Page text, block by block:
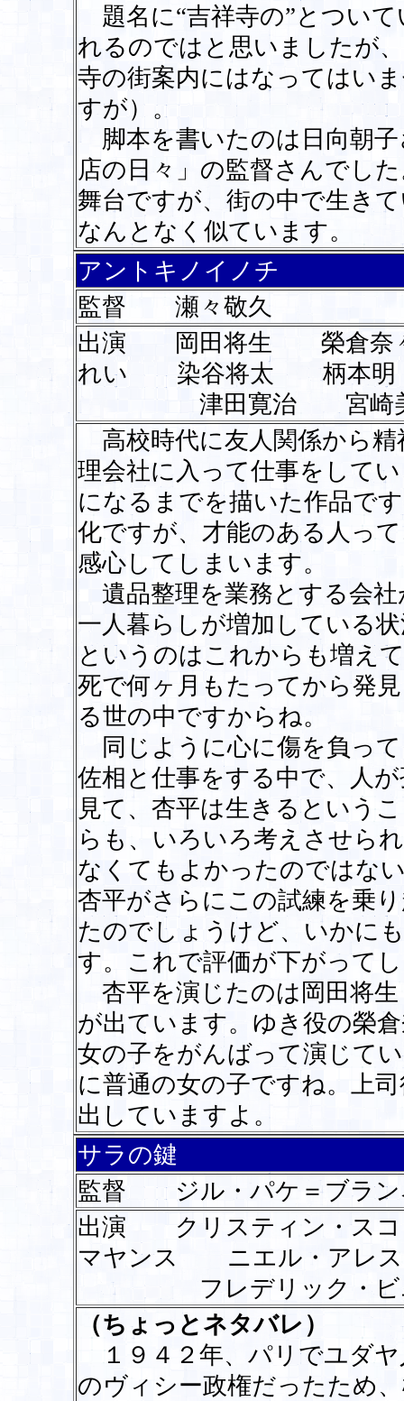
題名に“吉祥寺の”とつい
れるのではと思いましたが
寺の街案内にはなってはい
すが）。
脚本を書いたのは日向朝子
店の日々」の監督さんでし
舞台ですが、街の中で生き
なんとなく似ています。
アントキノイノチ
監督 瀬々敬久
出演 岡田将生 榮倉
れい 染谷将太 柄本
津田寛治 宮崎美
高校時代に友人関係から精
理会社に入って仕事をして
になるまでを描いた作品で
化ですが、才能のある人っ
感心してしまいます。
遺品整理を業務とする会
一人暮らしが増加している
というのはこれからも増え
死で何ヶ月もたってから発
る世の中ですからね。
同じように心に傷を負っ
佐相と仕事をする中で、人
見て、杏平は生きるという
らも、いろいろ考えさせら
なくてもよかったのではな
杏平がさらにこの試練を乗
たのでしょうけど、いかに
す。これで評価が下がって
杏平を演じたのは岡田将
が出ています。ゆき役の榮
女の子をがんばって演じて
に普通の女の子ですね。上
出していますよ。
サラの鍵
監督 ジル・パケ＝ブラン
出演 クリスティン・ス
マヤンス ニエル・アレ
フレデリック・ビ
（ちょっとネタバレ）
１９４２年、パリでユダ
のヴィシー政権だったため